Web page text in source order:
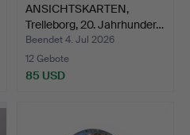
ANSICHTSKARTEN,
Trelleborg, 20. Jahrhunder…
Beendet 4. Jul 2026
12 Gebote
85 USD